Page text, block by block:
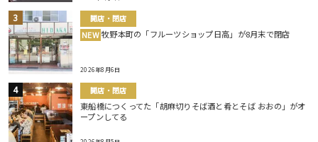
開店・閉店
NEW 牧野本町の「フルーツショップ日高」が8月末で閉店
2026年8月6日
開店・閉店
東船橋につくってた「胡麻切りそば酒と肴とそば おおの」がオ
ープンしてる